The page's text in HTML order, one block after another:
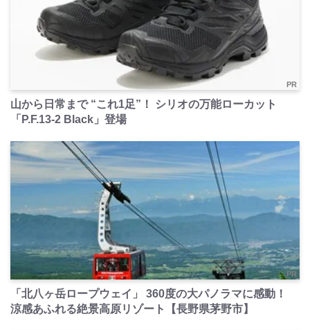
PR
山から日常まで “これ1足”！ シリオの万能ローカット
「P.F.13-2 Black」登場
PR
「北八ヶ岳ロープウェイ」 360度の大パノラマに感動！
涼感あふれる絶景高原リゾート【長野県茅野市】